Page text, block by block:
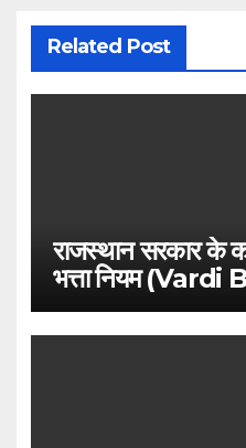
Related Post
राजस्थान सरकार के
भत्ता नियम
Rajasthan
Employees)